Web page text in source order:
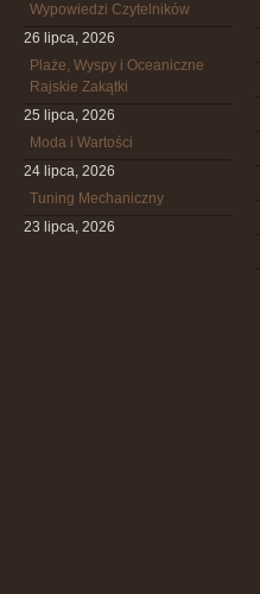
Wypowiedzi Czytelników
26 lipca, 2026
Plaże, Wyspy i Oceaniczne
Rajskie Zakątki
25 lipca, 2026
Moda i Wartości
24 lipca, 2026
Tuning Mechaniczny
23 lipca, 2026